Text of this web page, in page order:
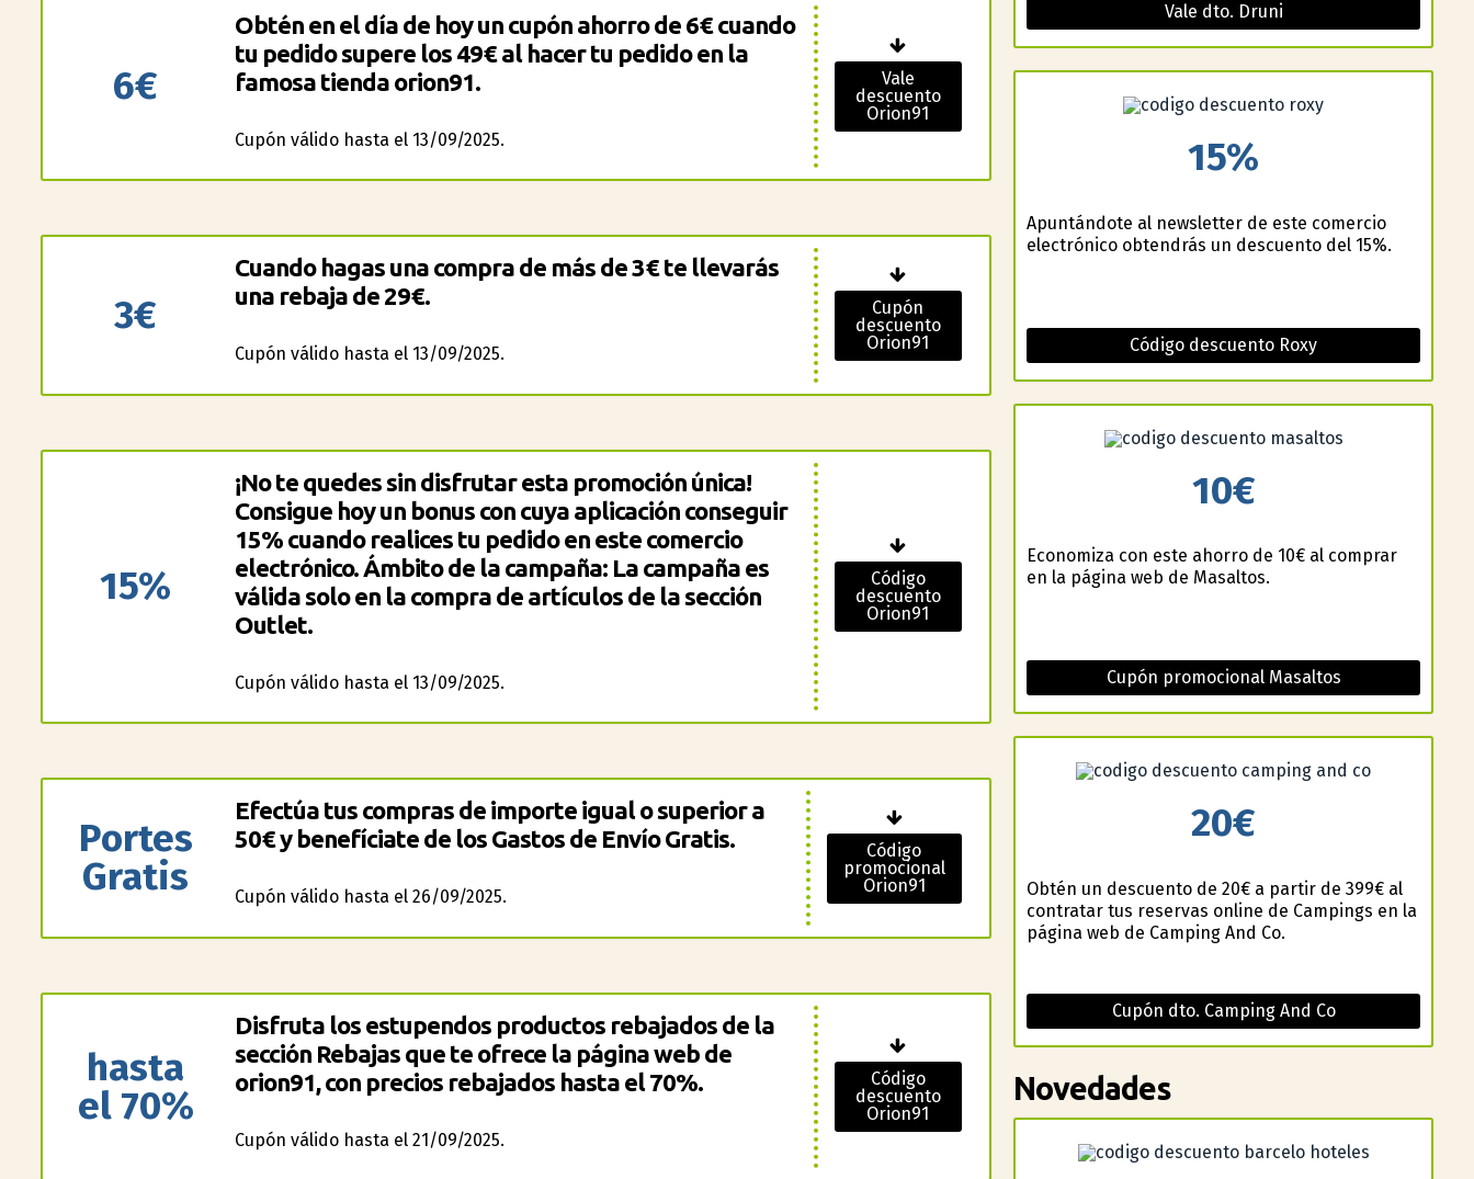
6€
Obtén en el día de hoy un cupón ahorro de 6€ cuando
tu pedido supere los 49€ al hacer tu pedido en la
famosa tienda orion91.
Cupón válido hasta el 13/09/2025.
Vale
descuento
Orion91
3€
Cuando hagas una compra de más de 3€ te llevarás
una rebaja de 29€.
Cupón válido hasta el 13/09/2025.
Cupón
descuento
Orion91
15%
¡No te quedes sin disfrutar esta promoción única!
Consigue hoy un bonus con cuya aplicación conseguir
15% cuando realices tu pedido en este comercio
electrónico. Ámbito de la campaña: La campaña es
válida solo en la compra de artículos de la sección
Outlet.
Cupón válido hasta el 13/09/2025.
Código
descuento
Orion91
Portes
Gratis
Efectúa tus compras de importe igual o superior a
50€ y benefíciate de los Gastos de Envío Gratis.
Cupón válido hasta el 26/09/2025.
Código
promocional
Orion91
hasta
el 70%
Disfruta los estupendos productos rebajados de la
sección Rebajas que te ofrece la página web de
orion91, con precios rebajados hasta el 70%.
Cupón válido hasta el 21/09/2025.
Código
descuento
Orion91
Vale dto. Druni
15%
Apuntándote al newsletter de este comercio
electrónico obtendrás un descuento del 15%.
Código descuento Roxy
10€
Economiza con este ahorro de 10€ al comprar
en la página web de Masaltos.
Cupón promocional Masaltos
20€
Obtén un descuento de 20€ a partir de 399€ al
contratar tus reservas online de Campings en la
página web de Camping And Co.
Cupón dto. Camping And Co
Novedades